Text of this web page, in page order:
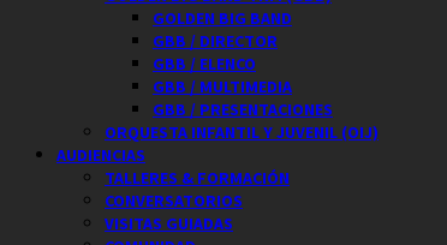
GOLDEN BIG BAND
GBB / DIRECTOR
GBB / ELENCO
GBB / MULTIMEDIA
GBB / PRESENTACIONES
ORQUESTA INFANTIL Y JUVENIL (OIJ)
AUDIENCIAS
TALLERES & FORMACIÓN
CONVERSATORIOS
VISITAS GUIADAS